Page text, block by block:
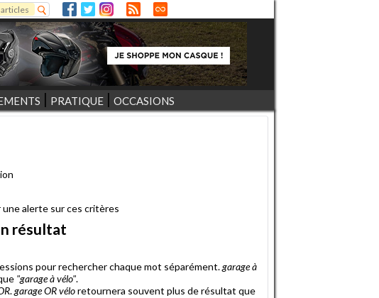
PRATIQUE OCCASIONS
une alerte sur ces critères
résultat
pour rechercher chaque mot séparément.garage à
"garage à vélo".
.garage OR véloretournera souvent plus de résultat que